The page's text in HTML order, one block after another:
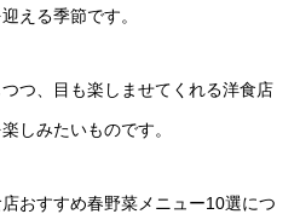
える季節です。
つ、目も楽しませてくれる洋食店
しみたいものです。
おすすめ春野菜メニュー10選につ